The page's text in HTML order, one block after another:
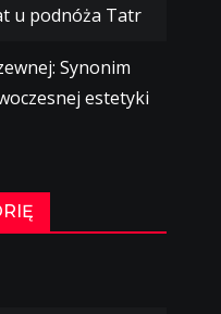
u podnóża Tatr
Synonim
estetyki